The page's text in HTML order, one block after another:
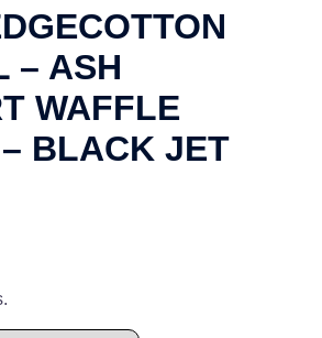
– ASH
WAFFLE
BLACK JET